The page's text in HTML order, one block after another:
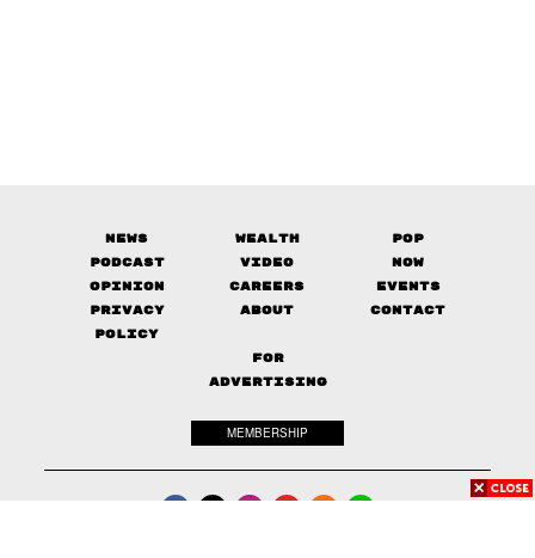
News Wealth
Pop
Podcast
Video
Now
Opinion
Careers
Events
Privacy
Policy
About Contact
FOR
ADVERTISING
MEMBERSHIP